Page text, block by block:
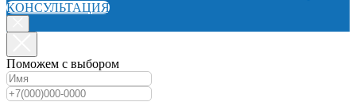
КОНСУЛЬТАЦИЯ
Поможем с выбором